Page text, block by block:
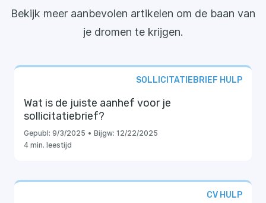
Bekijk meer aanbevolen artikelen om de baan van
je dromen te krijgen.
SOLLICITATIEBRIEF HULP
Wat is de juiste aanhef voor je
sollicitatiebrief?
Gepubl: 9/3/2025 • Bijgw: 12/22/2025
4 min. leestijd
CV HULP